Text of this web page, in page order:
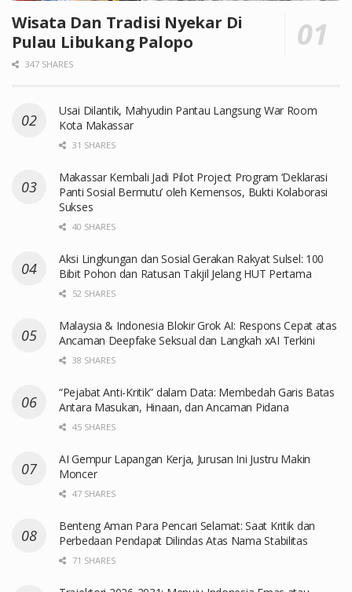
Wisata Dan Tradisi Nyekar Di
Pulau Libukang Palopo
347 SHARES
Usai Dilantik, Mahyudin Pantau Langsung War Room
Kota Makassar
31 SHARES
Makassar Kembali Jadi Pilot Project Program ‘Deklarasi
Panti Sosial Bermutu’ oleh Kemensos, Bukti Kolaborasi
Sukses
40 SHARES
Aksi Lingkungan dan Sosial Gerakan Rakyat Sulsel: 100
Bibit Pohon dan Ratusan Takjil Jelang HUT Pertama
52 SHARES
Malaysia & Indonesia Blokir Grok AI: Respons Cepat atas
Ancaman Deepfake Seksual dan Langkah xAI Terkini
38 SHARES
“Pejabat Anti-Kritik” dalam Data: Membedah Garis Batas
Antara Masukan, Hinaan, dan Ancaman Pidana
45 SHARES
AI Gempur Lapangan Kerja, Jurusan Ini Justru Makin
Moncer
47 SHARES
Benteng Aman Para Pencari Selamat: Saat Kritik dan
Perbedaan Pendapat Dilindas Atas Nama Stabilitas
71 SHARES